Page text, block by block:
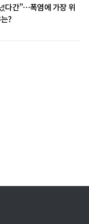
다간”…폭염에 가장 위
?